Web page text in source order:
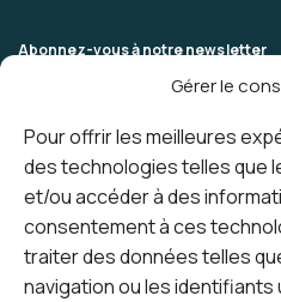
Gérer le
Pour offrir les meilleures
des technologies telles que
et/ou accéder à des
consentement à ces
traiter des données telles
navigation ou les identifiants
Abonnez-vous à notre newsletter